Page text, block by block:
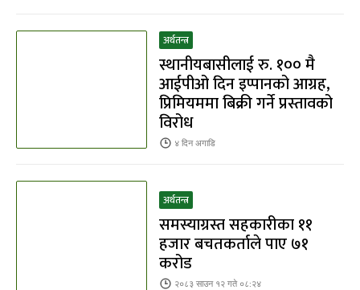
अर्थतन्त्र
स्थानीयबासीलाई रु. १०० मै
आईपीओ दिन इप्पानको आग्रह,
प्रिमियममा बिक्री गर्ने प्रस्तावको
विरोध
४ दिनअगाडि
अर्थतन्त्र
समस्याग्रस्त सहकारीका ११
हजार बचतकर्ताले पाए ७१
करोड
२०८३ साउन १२ गते ०८:२४